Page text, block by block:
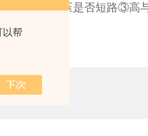
以帮
部进线电压是否短路③高
皆正常；